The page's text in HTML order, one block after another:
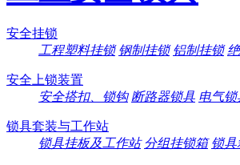
安全挂锁
工程塑料挂锁 钢制挂锁 铝制挂锁
安全上锁装置
安全搭扣、锁钩 断路器锁具 电气锁
锁具套装与工作站
锁具挂板及工作站 分组挂锁箱 锁具